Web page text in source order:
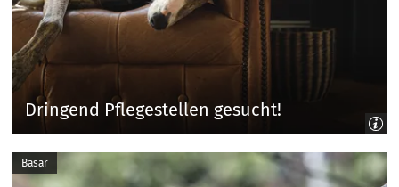
Dringend Pflegestellen gesucht!
Basar